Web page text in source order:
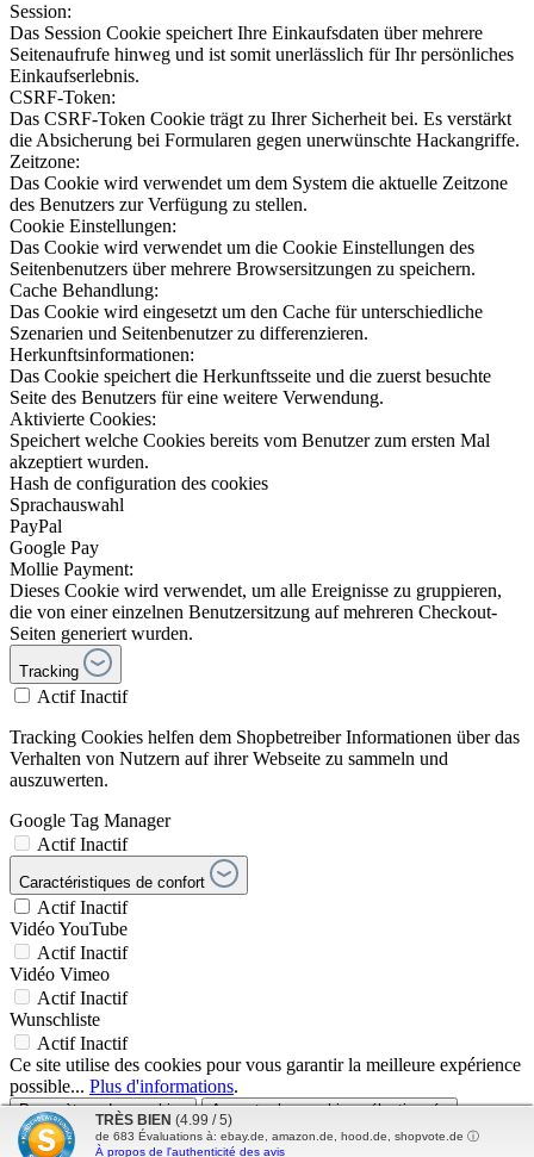
Session:
Das Session Cookie speichert Ihre Einkaufsdaten über mehrere
Seitenaufrufe hinweg und ist somit unerlässlich für Ihr persönliches
Einkaufserlebnis.
CSRF-Token:
Das CSRF-Token Cookie trägt zu Ihrer Sicherheit bei. Es verstärkt
die Absicherung bei Formularen gegen unerwünschte Hackangriffe.
Zeitzone:
Das Cookie wird verwendet um dem System die aktuelle Zeitzone
des Benutzers zur Verfügung zu stellen.
Cookie Einstellungen:
Das Cookie wird verwendet um die Cookie Einstellungen des
Seitenbenutzers über mehrere Browsersitzungen zu speichern.
Cache Behandlung:
Das Cookie wird eingesetzt um den Cache für unterschiedliche
Szenarien und Seitenbenutzer zu differenzieren.
Herkunftsinformationen:
Das Cookie speichert die Herkunftsseite und die zuerst besuchte
Seite des Benutzers für eine weitere Verwendung.
Aktivierte Cookies:
Speichert welche Cookies bereits vom Benutzer zum ersten Mal
akzeptiert wurden.
Hash de configuration des cookies
Sprachauswahl
PayPal
Google Pay
Mollie Payment:
Dieses Cookie wird verwendet, um alle Ereignisse zu gruppieren,
die von einer einzelnen Benutzersitzung auf mehreren Checkout-
Seiten generiert wurden.
Tracking
Actif Inactif
Tracking Cookies helfen dem Shopbetreiber Informationen über das
Verhalten von Nutzern auf ihrer Webseite zu sammeln und
auszuwerten.
Google Tag Manager
Actif Inactif
Caractéristiques de confort
Actif Inactif
Vidéo YouTube
Actif Inactif
Vidéo Vimeo
Actif Inactif
Wunschliste
Actif Inactif
Ce site utilise des cookies pour vous garantir la meilleure expérience
possible... Plus d'informations.
Paramètres des cookies
Accepter les cookies sélectionnés
Accepter tous les cookies
TRÈS BIEN (4.99 / 5)
de 683 Évaluations à: ebay.de, amazon.de, hood.de, shopvote.de ⓘ
À propos de l'authenticité des avis